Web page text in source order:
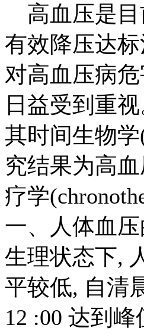
高血压是目
有效降压达
对高血压病
日益受到重
其时间生物
究结果为高
疗学
一、人体血
生理状态下,
平较低, 自清
12 :00 达到峰